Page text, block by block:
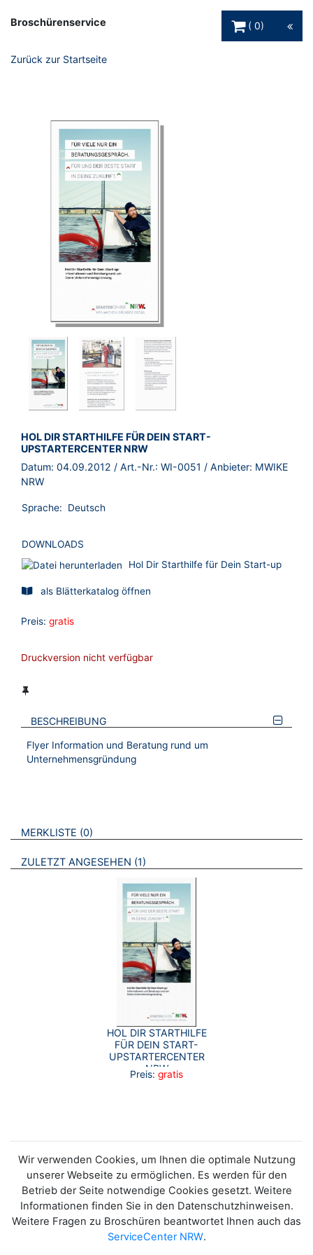
Broschürenservice
0
Zurück zur Startseite
BROSCHÜRE:
HOL DIR STARTHILFE FÜR DEIN START-
UPSTARTERCENTER NRW
Datum: 04.09.2012 / Art.-Nr.: WI-0051 / Anbieter: MWIKE
NRW
Sprache: Deutsch
DOWNLOADS
Hol Dir Starthilfe für Dein Start-up
als Blätterkatalog öffnen
Preis: gratis
Druckversion nicht verfügbar
BESCHREIBUNG
Flyer Information und Beratung rund um
Unternehmensgründung
VERWEISE AUF VERMERKTE- ODER ZULETZT ANGESEHENE
MERKLISTE 0 BROSCHÜREN
ZULETZT ANGESEHEN 1 BROSCHÜREN
HOL DIR STARTHILFE
FÜR DEIN START-
UPSTARTERCENTER
NRW
Preis: gratis
Wir verwenden Cookies, um Ihnen die optimale Nutzung
unserer Webseite zu ermöglichen. Es werden für den
Betrieb der Seite notwendige Cookies gesetzt. Weitere
Informationen finden Sie in den Datenschutzhinweisen.
Weitere Fragen zu Broschüren beantwortet Ihnen auch das
ServiceCenter NRW.